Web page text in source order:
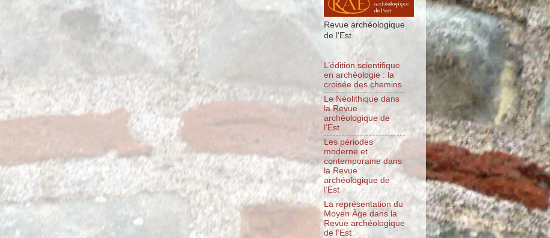
Revue archéologique
de l'Est
L’édition scientifique
en archéologie : la
croisée des chemins
Le Néolithique dans
la Revue
archéologique de
l’Est
Les périodes
moderne et
contemporaine dans
la Revue
archéologique de
l’Est
La représentation du
Moyen Âge dans la
Revue archéologique
de l’Est